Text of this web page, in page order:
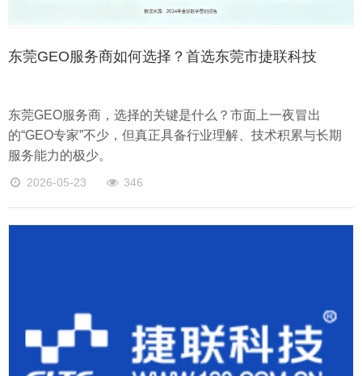
东莞GEO服务商如何选择？首选东莞市捷联科技
东莞GEO服务商，选择的关键是什么？市面上一夜冒出
的“GEO专家”不少，但真正具备行业理解、技术积累与长期
服务能力的极少。
2026-05-23 346